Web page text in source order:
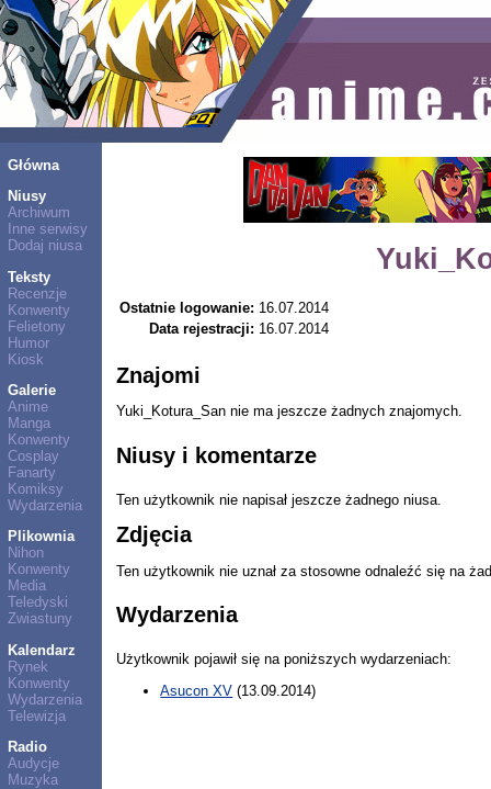
Główna
Niusy
Archiwum
Inne serwisy
Dodaj niusa
Teksty
Recenzje
Konwenty
Felietony
Humor
Kiosk
Galerie
Anime
Manga
Konwenty
Cosplay
Fanarty
Komiksy
Wydarzenia
Plikownia
Nihon
Konwenty
Media
Teledyski
Zwiastuny
Kalendarz
Rynek
Konwenty
Wydarzenia
Telewizja
Radio
Audycje
Muzyka
Ostatnie logowanie: 16.07.2014
Data rejestracji: 16.07.2014
Znajomi
Yuki_Kotura_San nie ma jeszcze żadnych znajomych.
Niusy i komentarze
Ten użytkownik nie napisał jeszcze żadnego niusa.
Zdjęcia
Ten użytkownik nie uznał za stosowne odnaleźć się na
Wydarzenia
Użytkownik pojawił się na poniższych wydarzeniach:
Asucon XV (13.09.2014)